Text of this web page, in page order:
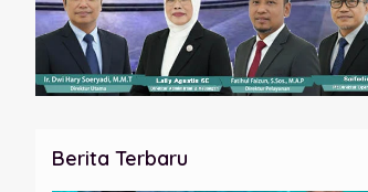
Berita Terbaru